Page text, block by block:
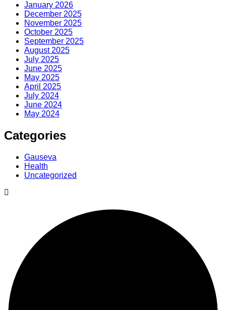
January 2026
December 2025
November 2025
October 2025
September 2025
August 2025
July 2025
June 2025
May 2025
April 2025
July 2024
June 2024
May 2024
Categories
Gauseva
Health
Uncategorized